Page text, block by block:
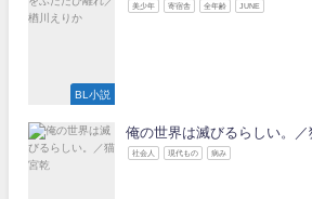
BL小説
美少年 寄宿舎 全年齢 JUNE
俺の世界は滅びるらしい。／
社会人 現代もの 病み